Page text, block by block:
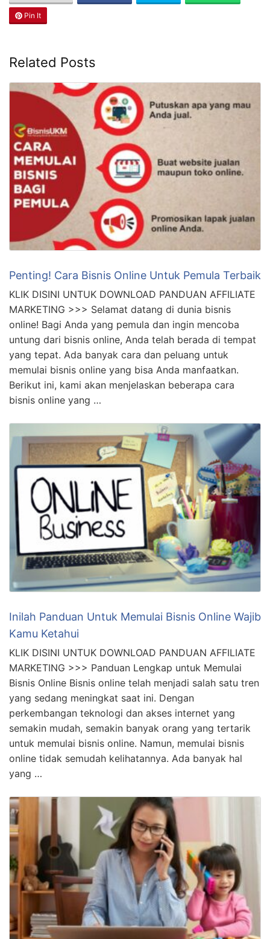
Pin It
Related Posts
Penting! Cara Bisnis Online Untuk Pemula Terbaik
KLIK DISINI UNTUK DOWNLOAD PANDUAN AFFILIATE
MARKETING >>> Selamat datang di dunia bisnis
online! Bagi Anda yang pemula dan ingin mencoba
untung dari bisnis online, Anda telah berada di tempat
yang tepat. Ada banyak cara dan peluang untuk
Berikut ini, kami akan menjelaskan beberapa cara
bisnis online yang …
Inilah Panduan Untuk Memulai Bisnis Online Wajib
Kamu Ketahui
KLIK DISINI UNTUK DOWNLOAD PANDUAN AFFILIATE
MARKETING >>> Panduan Lengkap untuk Memulai
Bisnis Online Bisnis online telah menjadi salah satu tren
yang sedang meningkat saat ini. Dengan
perkembangan teknologi dan akses internet yang
semakin mudah, semakin banyak orang yang tertarik
online tidak semudah kelihatannya. Ada banyak hal
yang …